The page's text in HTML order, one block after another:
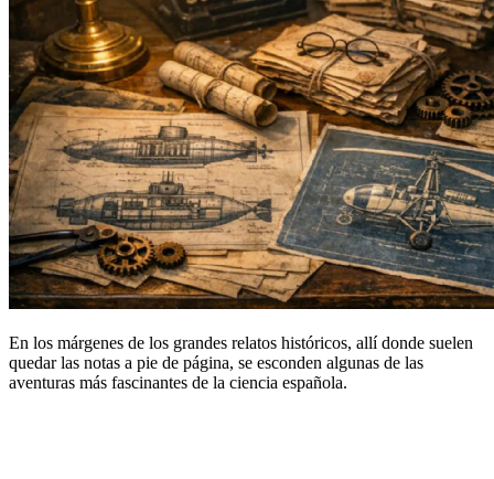
En los márgenes de los grandes relatos históricos, allí donde suelen
quedar las notas a pie de página, se esconden algunas de las
aventuras más fascinantes de la ciencia española.